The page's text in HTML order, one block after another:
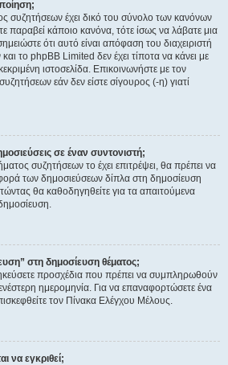
συζητήσεων έχει δικό του σύνολο των κανόνων
παραβεί κάποιο κανόνα, τότε ίσως να λάβατε μια
ότι αυτό είναι απόφαση του διαχειριστή
το phpBB Limited δεν έχει τίποτα να κάνει με
ιστοσελίδα. Επικοινωνήστε με τον
εάν δεν είστε σίγουρος (-η) γιατί
σε έναν συντονιστή;
συζητήσεων το έχει επιτρέψει, θα πρέπει να
των δημοσιεύσεων δίπλα στη δημοσίευση
θα καθοδηγηθείτε για τα απαιτούμενα
στη δημοσίευση θέματος;
προσχέδια που πρέπει να συμπληρωθούν
ημερομηνία. Για να επαναφορτώσετε ένα
τον Πίνακα Ελέγχου Μέλους.
να εγκριθεί;